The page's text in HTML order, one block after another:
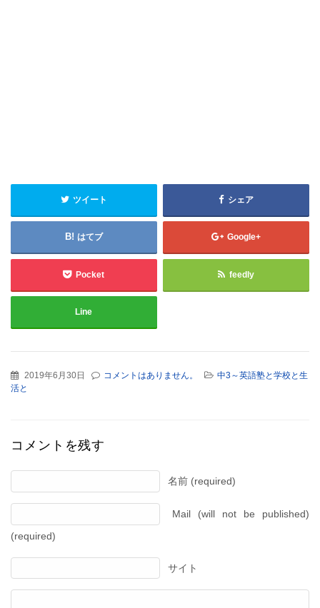
ツイート シェア
はてブ Google+
Pocket feedly
Line
2019年6月30日 コメントはありません。
中3～英語塾と学校と生
活と
コメントを残す
名前 (required)
Mail (will not be published)
(required)
サイト